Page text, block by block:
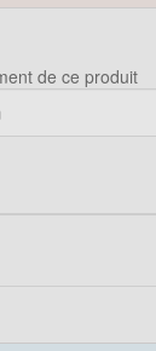
de ce produit